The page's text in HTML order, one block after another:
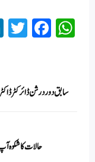
W
ha
A
pp
Fa
ce
ok
rسابق دور درشن ڈائرکٹر ڈاکٹر سید
حالات کا شکوہ